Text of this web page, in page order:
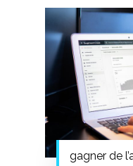
gagner de